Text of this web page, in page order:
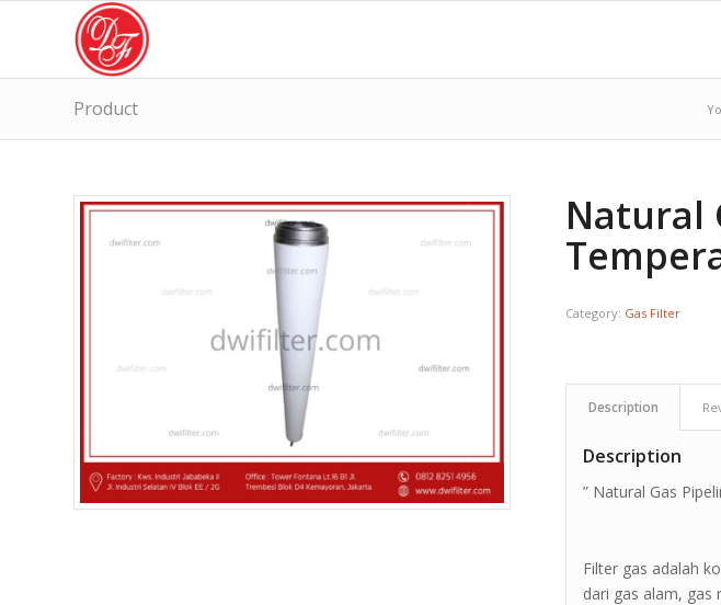
Product
Natural
Category: Gas Filter
Description
Description
” Natural Gas
Filter gas adalah
dari gas alam, gas